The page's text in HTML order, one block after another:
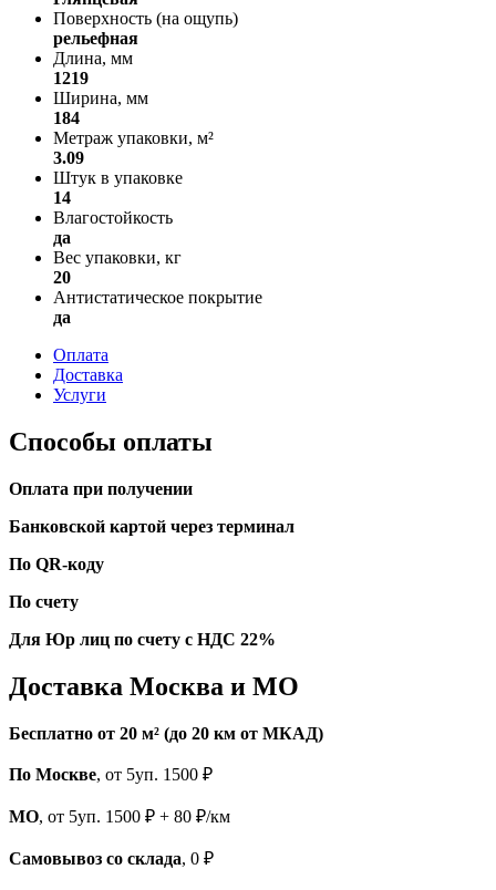
Поверхность (на ощупь)
рельефная
Длина, мм
1219
Ширина, мм
184
Метраж упаковки, м²
3.09
Штук в упаковке
14
Влагостойкость
да
Вес упаковки, кг
20
Антистатическое покрытие
да
Оплата
Доставка
Услуги
Способы оплаты
Оплата при получении
Банковской картой через терминал
По QR-коду
По счету
Для Юр лиц по счету с НДС 22%
Доставка Москва и МО
Бесплатно от 20 м² (до 20 км от МКАД)
По Москве, от 5уп. 1500 ₽
МО, от 5уп. 1500 ₽ + 80 ₽/км
Самовывоз со склада, 0 ₽